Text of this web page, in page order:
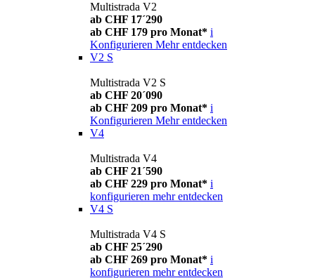
Multistrada V2
ab CHF 17´290
ab CHF 179 pro Monat* i
Konfigurieren Mehr entdecken
V2 S
Multistrada V2 S
ab CHF 20´090
ab CHF 209 pro Monat* i
Konfigurieren Mehr entdecken
V4
Multistrada V4
ab CHF 21´590
ab CHF 229 pro Monat* i
konfigurieren mehr entdecken
V4 S
Multistrada V4 S
ab CHF 25´290
ab CHF 269 pro Monat* i
konfigurieren mehr entdecken